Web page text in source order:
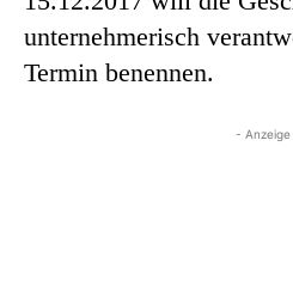
unternehmerisch
Termin benennen.
- Anzeige